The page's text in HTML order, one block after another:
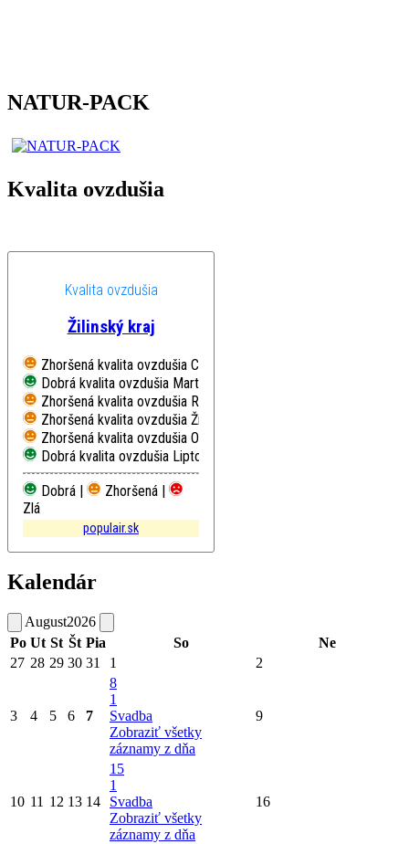
NATUR-PACK
Kvalita ovzdušia
Kvalita ovzdušia
Žilinský kraj
Zhoršená kvalita ovzdušia Chopok, EMEP
Dobrá kvalita ovzdušia Martin, Jesenského
Zhoršená kvalita ovzdušia Ružomberok, Riadok
Zhoršená kvalita ovzdušia Žilina, Obežná
Zhoršená kvalita ovzdušia Oščadnica
Dobrá kvalita ovzdušia Liptovský Mikuláš, Školská
Dobrá |
Zhoršená |
Zlá
populair.sk
Kalendár
August2026
Po Ut St Št Pia So
Ne
27 28 29 30 31 1 2
3 4 5 6 7
8
1
Svadba
Zobraziť všetky
záznamy z dňa
9
10 11 12 13 14
15
1
Svadba
Zobraziť všetky
záznamy z dňa
16